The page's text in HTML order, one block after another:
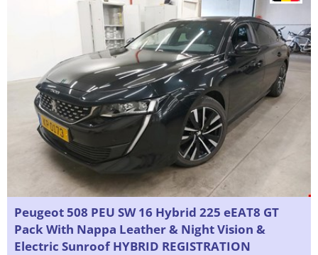
Peugeot 508 PEU SW 16 Hybrid 225 eEAT8 GT
Pack With Nappa Leather & Night Vision &
Electric Sunroof HYBRID REGISTRATION